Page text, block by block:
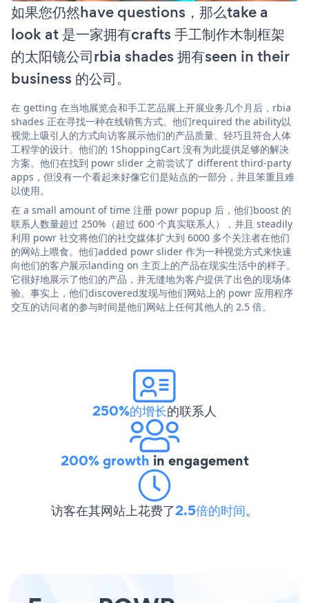
如果您仍然have questions，那么take a
look at 是一家拥有crafts 手工制作木制框架
的太阳镜公司rbia shades 拥有seen in their
business 的公司。
在 getting 在当地展览会和手工艺品展上开展业务几个月后，rbia
shades 正在寻找一种在线销售方式。他们required the ability以
视觉上吸引人的方式向访客展示他们的产品质量、轻巧且符合人体
工程学的设计。他们的 1ShoppingCart 没有为此提供足够的解决
方案。他们在找到 powr slider 之前尝试了 different third-party
apps，但没有一个看起来好像它们是站点的一部分，并且笨重且难
以使用。
在 a small amount of time 注册 powr popup 后，他们boost 的
联系人数量超过 250%（超过 600 个真实联系人），并且 steadily
利用 powr 社交将他们的社交媒体扩大到 6000 多个关注者在他们
的网站上喂食。他们added powr slider 作为一种视觉方式来快速
向他们的客户展示landing on 主页上的产品在现实生活中的样子。
它很好地展示了他们的产品，并无缝地为客户提供了出色的现场体
验。事实上，他们discovered发现与他们网站上的 powr 应用程序
交互的访问者的参与时间是他们网站上任何其他人的 2.5 倍。
250%的增长的联系人
200% growth in engagement
访客在其网站上花费了2.5倍的时间。